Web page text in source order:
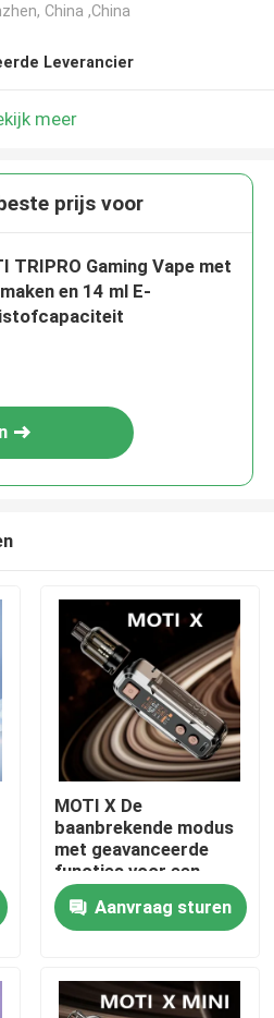
China ,China
Leverancier
meer
prijs voor
TRIPRO Gaming Vape met
en 14 ml E-
MOTI X De
baanbrekende modus
met geavanceerde
functies voor een
ongeëvenaarde vaping
ervaringAanvraag sturen